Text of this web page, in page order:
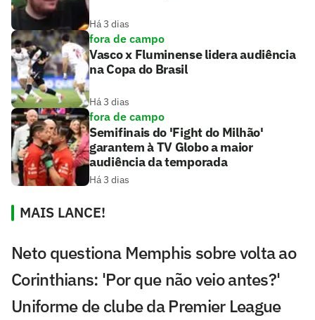
Há 3 dias
fora de campo
Vasco x Fluminense lidera audiência
na Copa do Brasil
Há 3 dias
fora de campo
Semifinais do 'Fight do Milhão'
garantem à TV Globo a maior
audiência da temporada
Há 3 dias
MAIS LANCE!
Neto questiona Memphis sobre volta ao
Corinthians: 'Por que não veio antes?'
Uniforme de clube da Premier League